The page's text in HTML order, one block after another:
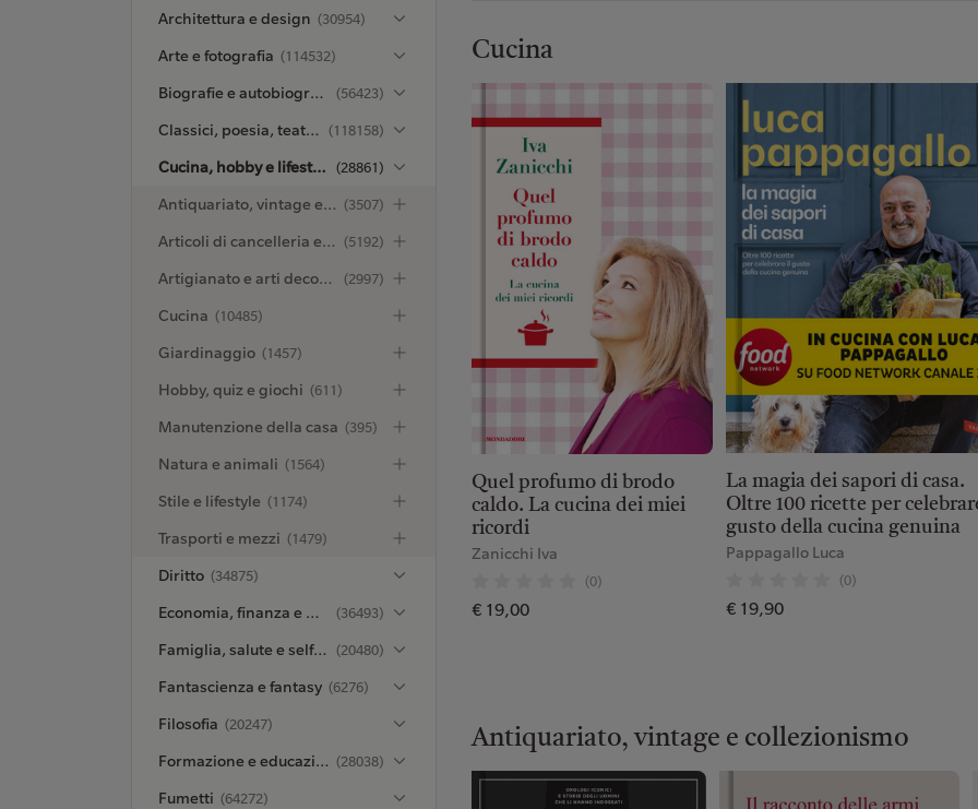
Architettura e design (30954)
Arte e fotografia (114532)
Biografie e autobiografie (56423)
Classici, poesia, teatro e critica (118158)
Cucina, hobby e lifestyle (28861)
Antiquariato, vintage e collezionismo (3507)
Articoli di cancelleria e oggetti vari (5192)
Artigianato e arti decorative (2997)
Cucina (10485)
Giardinaggio (1457)
Hobby, quiz e giochi (611)
Manutenzione della casa (395)
Natura e animali (1564)
Stile e lifestyle (1174)
Trasporti e mezzi (1479)
Diritto (34875)
Economia, finanza e managementt (36493)
Famiglia, salute e self-help (20480)
Fantascienza e fantasy (6276)
Filosofia (20247)
Formazione e educazione (28038)
Fumetti (64272)
Cucina
Quel profumo di brodo
caldo. La cucina dei miei
ricordi
Zanicchi Iva
(0)
€ 19,00
La magia dei sapori di casa.
Oltre 100 ricette per
gusto della cucina genuina
Pappagallo Luca
(0)
€ 19,90
Antiquariato, vintage e collezionismo